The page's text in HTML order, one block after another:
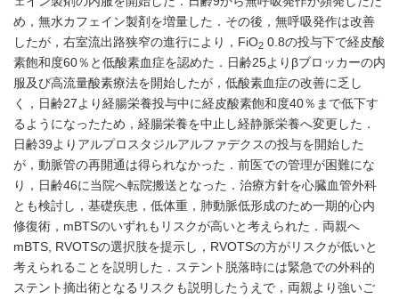
め，無水カフェイン製剤を増量した．その後，無呼吸発作は改善
したが，右室流出路狭窄の進行により，FiO2 0.8の投与下で経皮酸
素飽和度60％と低酸素血症を認めた．日齢25よりβブロッカーの内
服及び高流量酸素療法を開始したが，低酸素血症の改善に乏し
く，日齢27より経腸栄養投与中に経皮酸素飽和度40％まで低下す
るようになったため，経腸栄養を中止し経静脈栄養へ変更した．
日齢39よりアルプロスタジルアルファデクスの投与を開始した
が，動脈管の再開通は得られなかった．前医での管理が困難にな
り，日齢46に当院へ転院搬送となった．治療方針を心臓血管外科
とも検討し，基礎疾患，低体重，肺動脈低形成のため一期的心内
修復術，mBTSのいずれもリスクが高いと考えられた．両親へ
mBTS, RVOTSの選択肢を提示し，RVOTSの方がリスクが低いと
考えられることを説明した．ステント脱落時には緊急での外科的
ステント摘出術となるリスクも説明したうえで，両親より強いご